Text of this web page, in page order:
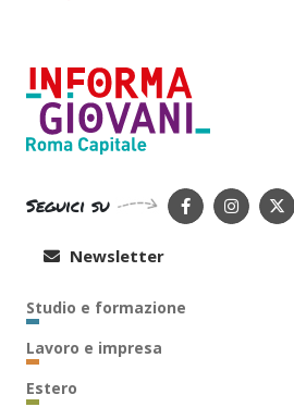
Seguici su
Newsletter
Studio e formazione
Lavoro e impresa
Estero